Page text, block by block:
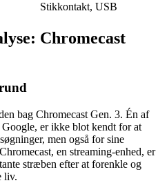
Stikkontakt, USB
Chromecast
bag Chromecast Gen. 3. Én af
er ikke blot kendt for at
men også for sine
en streaming-enhed, er
stræben efter at forenkle og
liv.